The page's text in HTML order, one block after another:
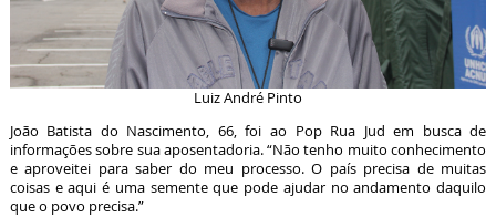
Luiz André Pinto
João Batista do Nascimento, 66, foi ao Pop Rua Jud em busca de
informações sobre sua aposentadoria. “Não tenho muito conhecimento
e aproveitei para saber do meu processo. O país precisa de muitas
coisas e aqui é uma semente que pode ajudar no andamento daquilo
que o povo precisa.”